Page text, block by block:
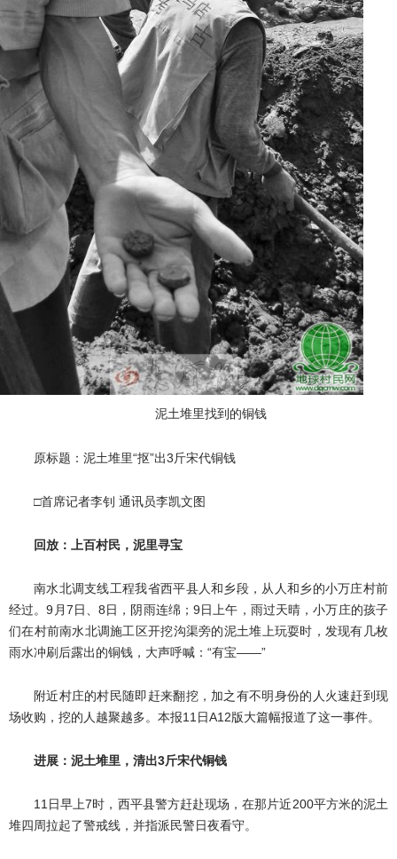
泥土堆里找到的铜钱
原标题：泥土堆里“抠”出3斤宋代铜钱
□首席记者李钊 通讯员李凯文图
回放：上百村民，泥里寻宝
南水北调支线工程我省西平县人和乡段，从人和乡的小万庄村前
经过。9月7日、8日，阴雨连绵；9日上午，雨过天晴，小万庄的孩子
们在村前南水北调施工区开挖沟渠旁的泥土堆上玩耍时，发现有几枚
雨水冲刷后露出的铜钱，大声呼喊：“有宝——”
附近村庄的村民随即赶来翻挖，加之有不明身份的人火速赶到现
场收购，挖的人越聚越多。本报11日A12版大篇幅报道了这一事件。
进展：泥土堆里，清出3斤宋代铜钱
11日早上7时，西平县警方赶赴现场，在那片近200平方米的泥土
堆四周拉起了警戒线，并指派民警日夜看守。